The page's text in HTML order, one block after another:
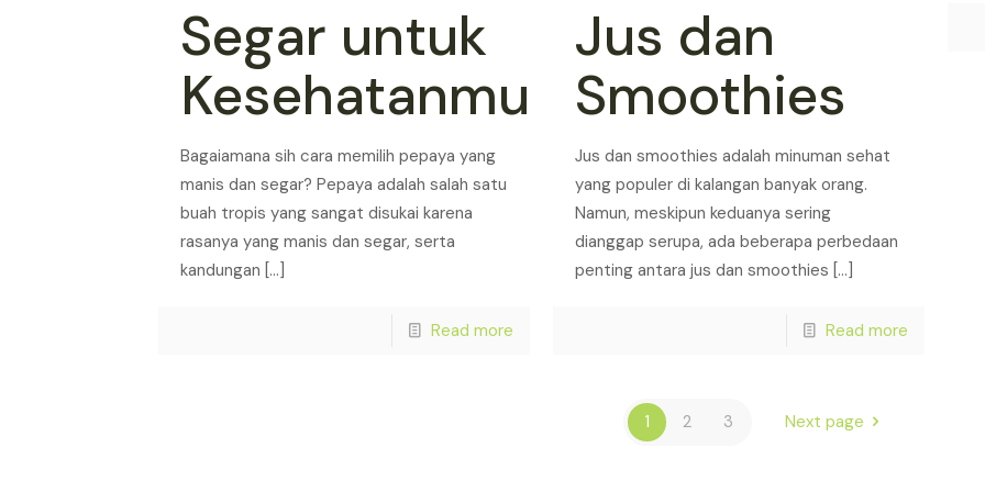
Segar untuk
Kesehatanmu
Bagaiamana sih cara memilih pepaya yang
manis dan segar? Pepaya adalah salah satu
buah tropis yang sangat disukai karena
rasanya yang manis dan segar, serta
kandungan […]
Read more
Jus dan
Smoothies
Jus dan smoothies adalah minuman sehat
yang populer di kalangan banyak orang.
Namun, meskipun keduanya sering
dianggap serupa, ada beberapa perbedaan
penting antara jus dan smoothies […]
Read more
1 2 3 Next page